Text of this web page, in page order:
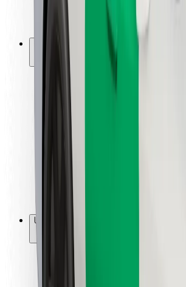
აეროპორტები
Bolt-ის დასატენი სადგური
მხარდაჭერა
მგზავრებისთვის
მძღოლებისთვის
კურიერებისთვის
Bolt Food
ავტოპარკის
რესტორნებისთვის
Bolt for Business
სხვა
წესები და პირობები